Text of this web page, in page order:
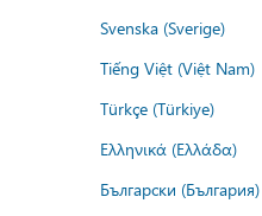
Svenska (Sverige)
Tiếng Việt (Việt Nam)
Türkçe (Türkiye)
Ελληνικά (Ελλάδα)
Български (България)